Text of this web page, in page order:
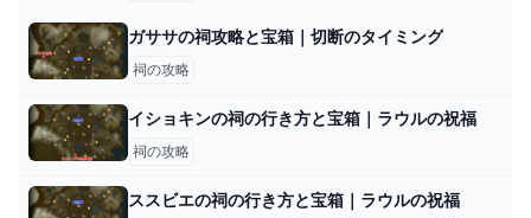
ガササの祠攻略と宝箱｜切断のタイミング
祠の攻略
イショキンの祠の行き方と宝箱｜ラウルの祝福
祠の攻略
ススビエの祠の行き方と宝箱｜ラウルの祝福